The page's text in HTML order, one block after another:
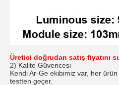
Üretici doğrudan satış fiyatını
2) Kalite Güvencesi
Kendi Ar-Ge ekibimiz var, her
testten geçer.